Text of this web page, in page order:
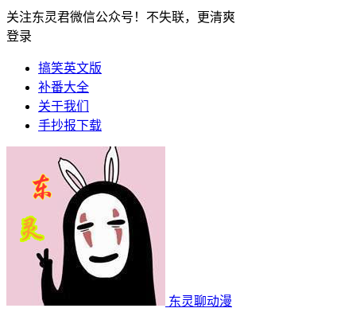
关注东灵君微信公众号！不失联，更清爽
登录
搞笑英文版
补番大全
关于我们
手抄报下载
东灵聊动漫